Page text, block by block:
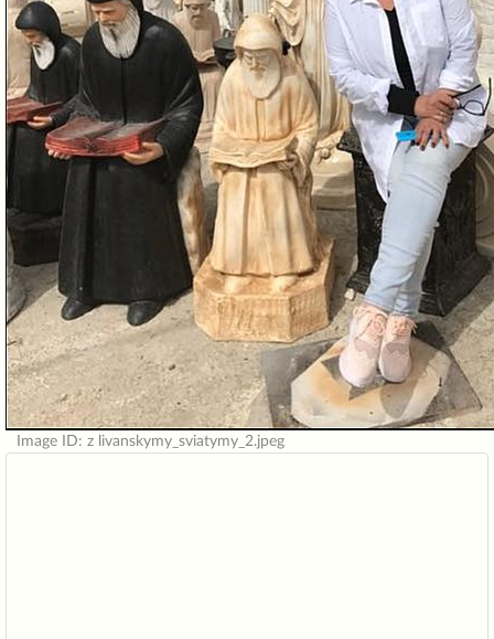
Image ID: z livanskymy_sviatymy_2.jpeg